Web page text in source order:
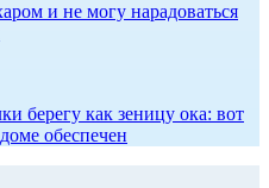
и не могу нарадоваться
берегу как зеницу ока: вот
обеспечен